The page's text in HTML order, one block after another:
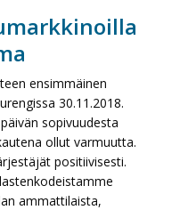
ensimmäinen
30.11.2018.
sopivuudesta
ollut varmuutta.
positiivisesti.
ammattilaista,